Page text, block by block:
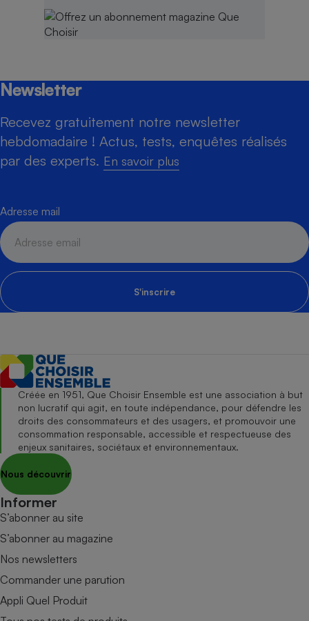
Newsletter
Recevez gratuitement notre newsletter
hebdomadaire ! Actus, tests, enquêtes réalisés
par des experts. En savoir plus
Adresse mail
S'inscrire
Créée en 1951, Que Choisir Ensemble est une association à but
non lucratif qui agit, en toute indépendance, pour défendre les
droits des consommateurs et des usagers, et promouvoir une
consommation responsable, accessible et respectueuse des
enjeux sanitaires, sociétaux et environnementaux.
Nous découvrir
Informer
S’abonner au site
S’abonner au magazine
Nos newsletters
Commander une parution
Appli Quel Produit